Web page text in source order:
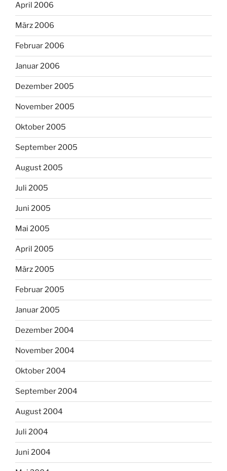
April 2006
März 2006
Februar 2006
Januar 2006
Dezember 2005
November 2005
Oktober 2005
September 2005
August 2005
Juli 2005
Juni 2005
Mai 2005
April 2005
März 2005
Februar 2005
Januar 2005
Dezember 2004
November 2004
Oktober 2004
September 2004
August 2004
Juli 2004
Juni 2004